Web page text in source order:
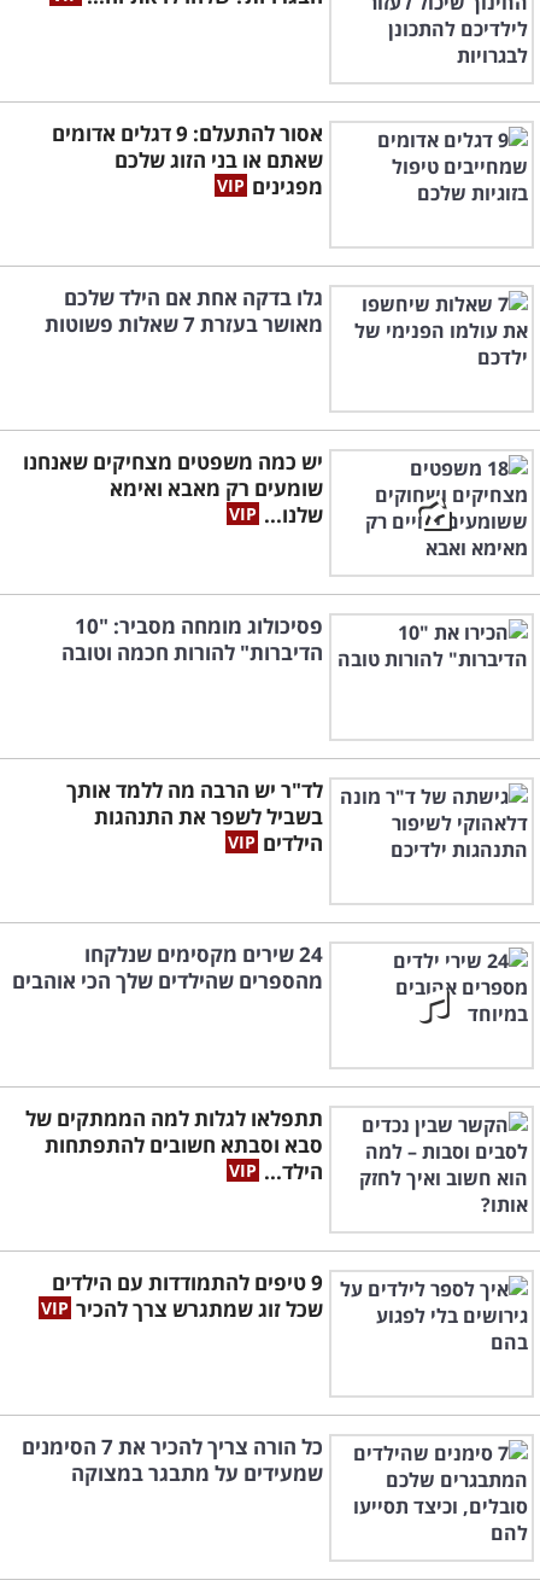
אסור להתעלם: 9 דגלים אדומים
שאתם או בני הזוג שלכם
מפגינים
גלו בדקה אחת אם הילד שלכם
מאושר בעזרת 7 שאלות פשוטות
יש כמה משפטים מצחיקים שאנחנו
שומעים רק מאבא ואימא
שלנו...
פסיכולוג מומחה מסביר: "10
הדיברות" להורות חכמה וטובה
לד"ר יש הרבה מה ללמד אותך
בשביל לשפר את התנהגות
הילדים
24 שירים מקסימים שנלקחו
מהספרים שהילדים שלך הכי אוהבים
תתפלאו לגלות למה הממתקים של
סבא וסבתא חשובים להתפתחות
הילד...
9 טיפים להתמודדות עם הילדים
שכל זוג שמתגרש צרך להכיר
כל הורה צריך להכיר את 7 הסימנים
שמעידים על מתבגר במצוקה